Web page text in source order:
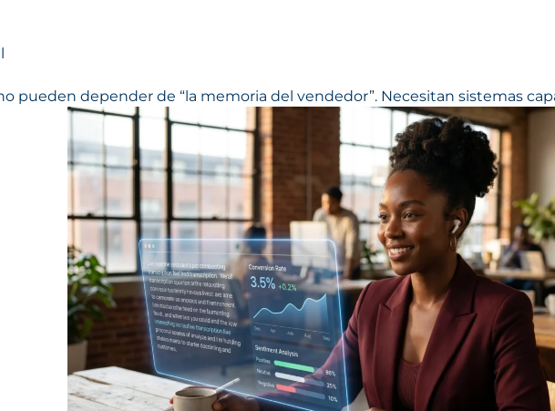
pueden depender de “la memoria del vendedor”. Necesitan sistemas